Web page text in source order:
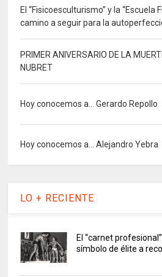
El “Fisicoesculturismo” y la “Escuela
camino a seguir para la
PRIMER ANIVERSARIO DE LA
NUBRET
Hoy conocemos a... Gerardo Repollo
Hoy conocemos a... Alejandro Yebra
LO + RECIENTE
El “carnet
símbolo de élite a